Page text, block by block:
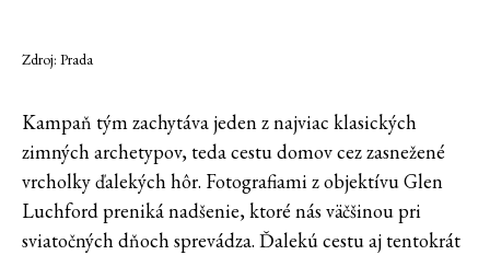
Zdroj: Prada
Kampaň tým zachytáva jeden z najviac klasických
zimných archetypov, teda cestu domov cez zasnežené
vrcholky ďalekých hôr. Fotografiami z objektívu Glen
Luchford preniká nadšenie, ktoré nás väčšinou pri
sviatočných dňoch sprevádza. Ďalekú cestu aj tentokrát